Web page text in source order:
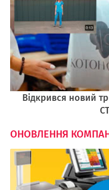
Відкрився новий
ОНОВЛЕННЯ